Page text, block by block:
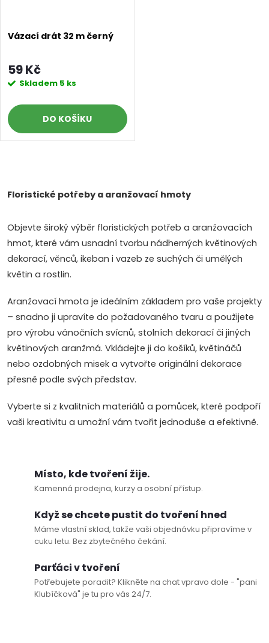
Vázací drát 32 m černý
59 Kč
Skladem 5 ks
DO KOŠÍKU
v
l
á
d
a
c
í
p
r
v
Floristické potřeby a aranžovací hmoty
Objevte široký výběr floristických potřeb a aranžovacích
hmot, které vám usnadní tvorbu nádherných květinových
dekorací, věnců, ikeban i vazeb ze suchých či umělých
květin a rostlin.
Aranžovací hmota je ideálním základem pro vaše projekty
– snadno ji upravíte do požadovaného tvaru a použijete
pro výrobu vánočních svícnů, stolních dekorací či jiných
květinových aranžmá. Vkládejte ji do košíků, květináčů
nebo ozdobných misek a vytvořte originální dekorace
přesně podle svých představ.
Vyberte si z kvalitních materiálů a pomůcek, které podpoří
vaši kreativitu a umožní vám tvořit jednoduše a efektivně.
Místo, kde tvoření žije.
Kamenná prodejna, kurzy a osobní přístup.
Když se chcete pustit do tvoření hned
Máme vlastní sklad, takže vaši objednávku připravíme v
cuku letu. Bez zbytečného čekání.
Parťáci v tvoření
Potřebujete poradit? Klikněte na chat vpravo dole - "pani
Klubíčková" je tu pro vás 24/7.
Doprava a platby Prodejna Blog a návody
Poslat